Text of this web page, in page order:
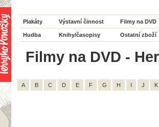
Plakáty Výstavní činnost Filmy na DVD
Hudba Knihy/časopisy Ostatní zboží
Filmy na DVD -
A B C D E F G H I J K